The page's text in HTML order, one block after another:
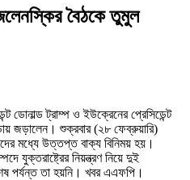
বৈঠকে তুমুল
ডোনাল্ড ট্রাম্প ও ইউক্রেনের প্রেসিডেন্ট
জড়ালেন। শুক্রবার (২৮ ফেব্রুয়ারি)
মধ্যে উত্তপ্ত বাক্য বিনিময় হয়।
যুক্তরাষ্ট্রের নিয়ন্ত্রণ নিয়ে দুই
পর্যন্ত তা হয়নি। খবর এএফপি।